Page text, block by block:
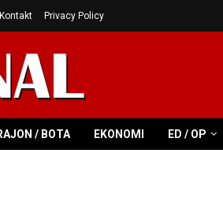
Kontakt Privacy Policy
/ BOTA EKONOMI ED / OP